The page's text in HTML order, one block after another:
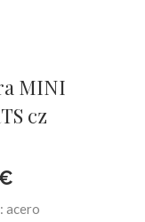
MINI
cz
acero